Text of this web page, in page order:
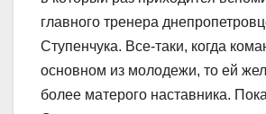
главного тренера
Ступенчука. Все-таки, когда
основном из молодежи, то ей
более матерого наставника.